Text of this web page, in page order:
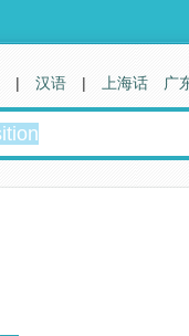
| 汉语 | 上海话 广